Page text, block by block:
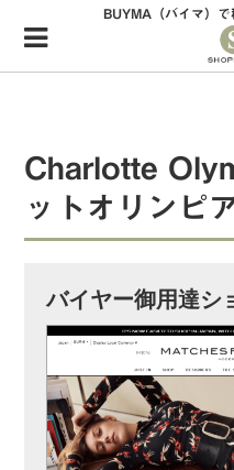
Menu
HOME
34歳独身OLバイマ実践記
無在庫で自由気ままに稼ぐ！
BUYMAで人気のブランド
BUYMA（バイマ）
Charlotte
ットオリンピ
バイヤー御用達シ